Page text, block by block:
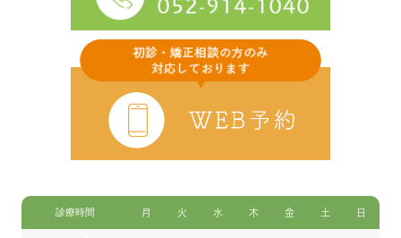
診療時間 月 火 水 木 金 土 日